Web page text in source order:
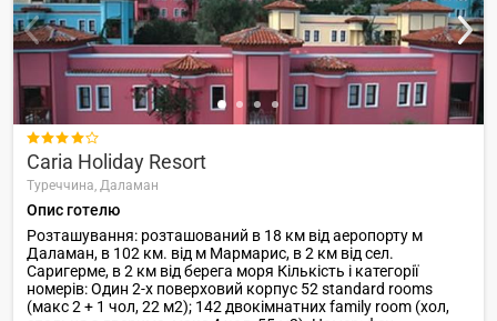

Caria Holiday Resort
Туреччина, Даламан
Опис готелю
Розташування: розташований в 18 км від аеропорту м
Даламан, в 102 км. від м Мармарис, в 2 км від сел.
Саригерме, в 2 км від берега моря Кількість і категорії
номерів: Один 2-х поверховий корпус 52 standard rooms
(макс 2 + 1 чол, 22 м2); 142 двокімнатних family room (хол,